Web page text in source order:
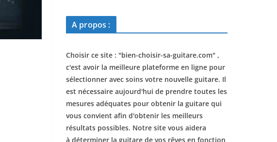
A propos :
Choisir ce site : "bien-choisir-sa-guitare.com" ,
c'est avoir la meilleure plateforme en ligne pour
sélectionner avec soins votre nouvelle guitare. Il
est nécessaire aujourd'hui de prendre toutes les
mesures adéquates pour obtenir la guitare qui
vous convient afin d'obtenir les meilleurs
résultats possibles. Notre site vous aidera
à déterminer la guitare de vos rêves en fonction